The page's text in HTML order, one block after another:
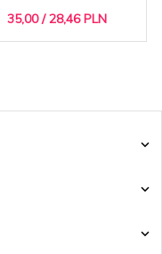
35,00 / 28,46 PLN